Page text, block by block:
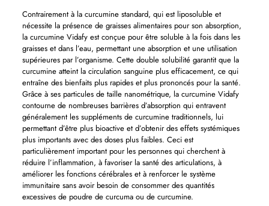
Contrairement à la curcumine standard, qui est liposoluble et
nécessite la présence de graisses alimentaires pour son absorption,
la curcumine Vidafy est conçue pour être soluble à la fois dans les
graisses et dans l’eau, permettant une absorption et une utilisation
supérieures par l’organisme. Cette double solubilité garantit que la
curcumine atteint la circulation sanguine plus efficacement, ce qui
entraîne des bienfaits plus rapides et plus prononcés pour la santé.
Grâce à ses particules de taille nanométrique, la curcumine Vidafy
contourne de nombreuses barrières d’absorption qui entravent
généralement les suppléments de curcumine traditionnels, lui
permettant d’être plus bioactive et d’obtenir des effets systémiques
plus importants avec des doses plus faibles. Ceci est
particulièrement important pour les personnes qui cherchent à
réduire l’inflammation, à favoriser la santé des articulations, à
améliorer les fonctions cérébrales et à renforcer le système
immunitaire sans avoir besoin de consommer des quantités
excessives de poudre de curcuma ou de curcumine.